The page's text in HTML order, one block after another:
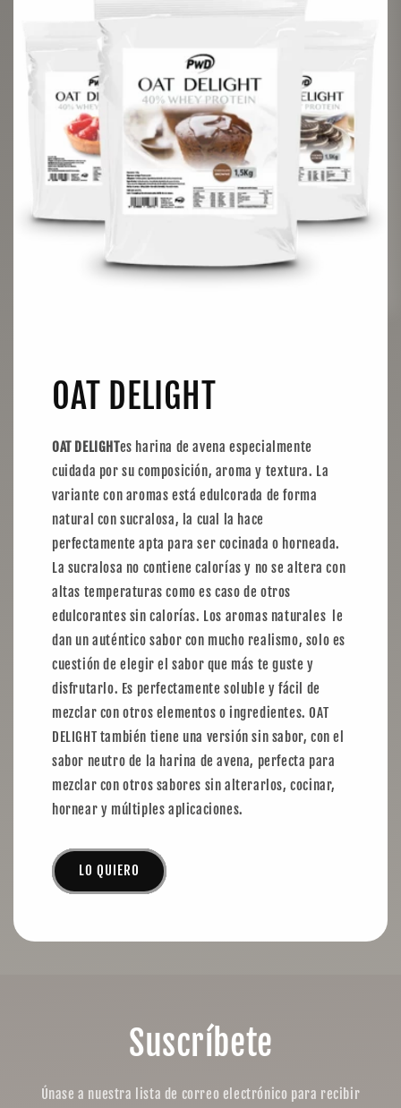
OAT DELIGHT
OAT DELIGHTes harina de avena especialmente
cuidada por su composición, aroma y textura. La
variante con aromas está edulcorada de forma
natural con sucralosa, la cual la hace
perfectamente apta para ser cocinada o horneada.
La sucralosa no contiene calorías y no se altera con
altas temperaturas como es caso de otros
edulcorantes sin calorías. Los aromas naturales le
dan un auténtico sabor con mucho realismo, solo es
cuestión de elegir el sabor que más te guste y
disfrutarlo. Es perfectamente soluble y fácil de
mezclar con otros elementos o ingredientes. OAT
DELIGHT también tiene una versión sin sabor, con el
sabor neutro de la harina de avena, perfecta para
mezclar con otros sabores sin alterarlos, cocinar,
hornear y múltiples aplicaciones.
LO QUIERO
Suscríbete
Únase a nuestra lista de correo electrónico para recibir